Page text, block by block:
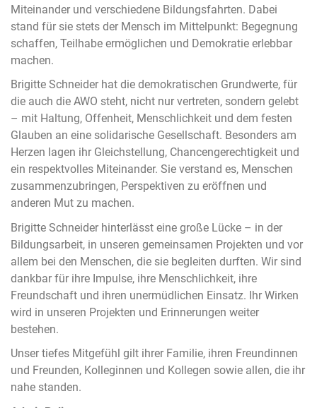
Miteinander und verschiedene Bildungsfahrten. Dabei
stand für sie stets der Mensch im Mittelpunkt: Begegnung
schaffen, Teilhabe ermöglichen und Demokratie erlebbar
machen.
Brigitte Schneider hat die demokratischen Grundwerte, für
die auch die AWO steht, nicht nur vertreten, sondern gelebt
– mit Haltung, Offenheit, Menschlichkeit und dem festen
Glauben an eine solidarische Gesellschaft. Besonders am
Herzen lagen ihr Gleichstellung, Chancengerechtigkeit und
ein respektvolles Miteinander. Sie verstand es, Menschen
zusammenzubringen, Perspektiven zu eröffnen und
anderen Mut zu machen.
Brigitte Schneider hinterlässt eine große Lücke – in der
Bildungsarbeit, in unseren gemeinsamen Projekten und vor
allem bei den Menschen, die sie begleiten durften. Wir sind
dankbar für ihre Impulse, ihre Menschlichkeit, ihre
Freundschaft und ihren unermüdlichen Einsatz. Ihr Wirken
wird in unseren Projekten und Erinnerungen weiter
bestehen.
Unser tiefes Mitgefühl gilt ihrer Familie, ihren Freundinnen
und Freunden, Kolleginnen und Kollegen sowie allen, die ihr
nahe standen.